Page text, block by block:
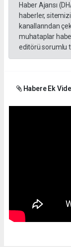
Haber Ajansı
haberler,
kanallarından
muhataplar
editörü sorumlu
Habere Ek